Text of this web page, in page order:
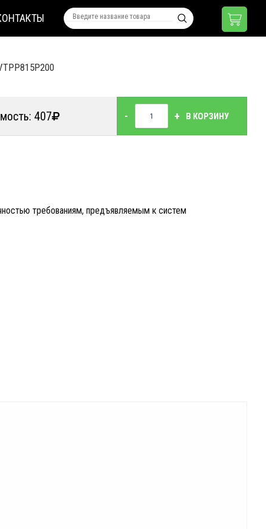
407 - + В КОРЗИНУ
требованиям, предъявляемым к систем